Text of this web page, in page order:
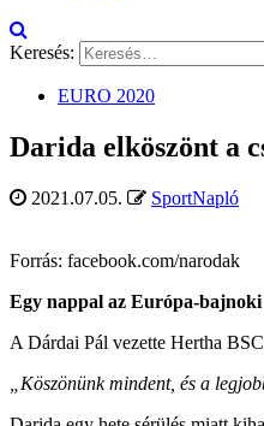
Keresés:
EURO 2020
Darida elköszönt a
2021.07.05. SportNapló
Forrás: facebook.com/narodak
Egy nappal az Európa-
A Dárdai Pál vezette Hertha
„Köszönünk mindent, és a